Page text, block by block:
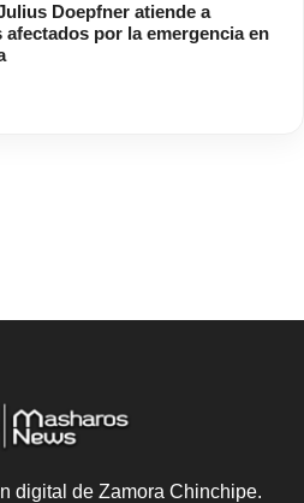
Doepfner atiende a
afectados por la emergencia en
digital de Zamora Chinchipe.